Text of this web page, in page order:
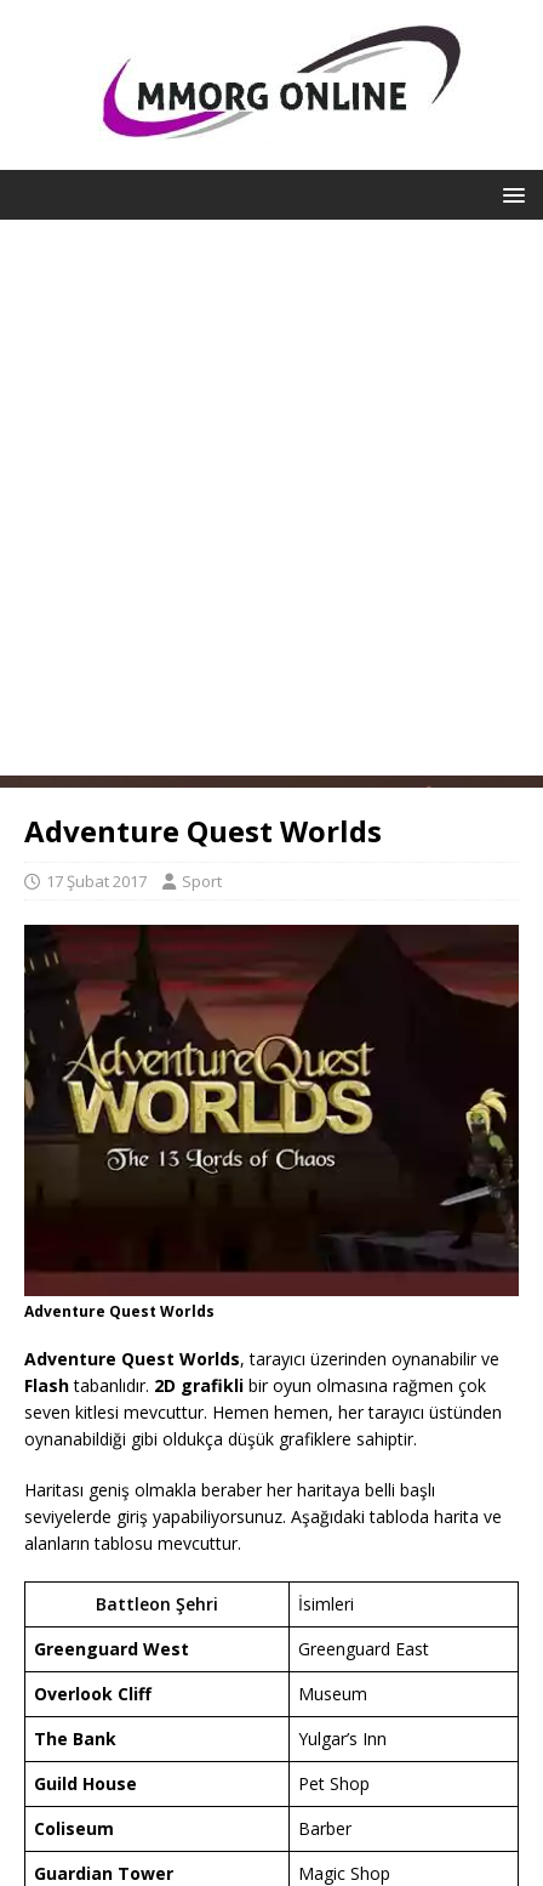
Adventure Quest Worlds
17 Şubat 2017 Sport
Adventure Quest Worlds
Adventure Quest Worlds, tarayıcı üzerinden oynanabilir ve
Flashtabanlıdır. 2D grafikli bir oyun olmasına rağmen çok
seven kitlesi mevcuttur. Hemen hemen, her tarayıcı üstünden
oynanabildiği gibi oldukça düşük grafiklere sahiptir.
Haritası geniş olmakla beraber her haritaya belli başlı
seviyelerde giriş yapabiliyorsunuz. Aşağıdaki tabloda harita ve
alanların tablosu mevcuttur.
Battleon Şehri
İsimleri
Greenguard West
Greenguard East
Overlook Cliff
Museum
The Bank
Yulgar’s Inn
Guild House
Pet Shop
Coliseum
Barber
Guardian Tower
Magic Shop